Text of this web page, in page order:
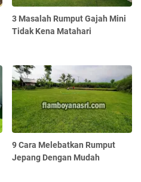
3 Masalah Rumput Gajah Mini
Tidak Kena Matahari
9 Cara Melebatkan Rumput
Jepang Dengan Mudah